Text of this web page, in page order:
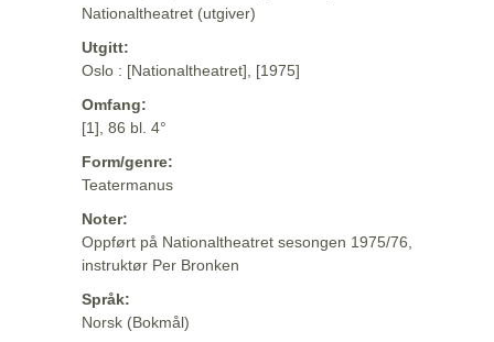
Nationaltheatret (utgiver)
Utgitt:
Oslo : [Nationaltheatret], [1975]
Omfang:
[1], 86 bl. 4°
Form/genre:
Teatermanus
Noter:
Oppført på Nationaltheatret sesongen 1975/76,
instruktør Per Bronken
Språk:
Norsk (Bokmål)